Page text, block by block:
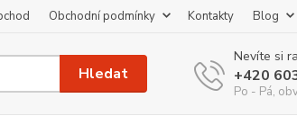
Obchodní podmínky Kontakty Blog
Hledat
Nevíte si
+420
Po - Pá,